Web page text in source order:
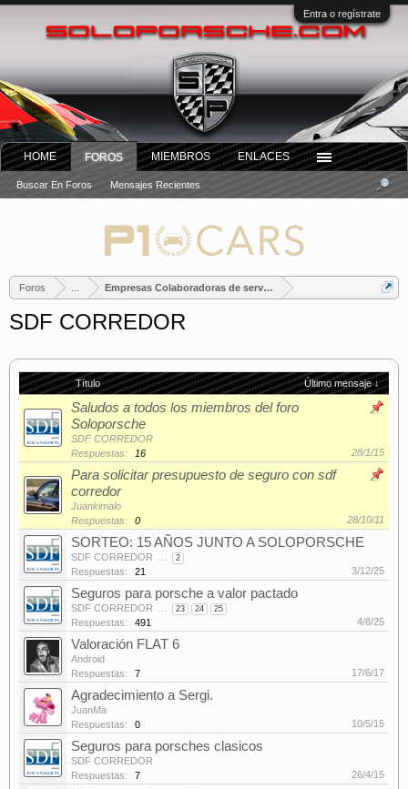
Entra o regístrate
Foros Empresas Colaboradoras de servicios en general
SDF CORREDOR
Título Último mensaje ↓
Saludos a todos los miembros del foro
Soloporsche
SDF CORREDOR
Respuestas:
16 28/1/15
Para solicitar presupuesto de seguro con sdf
corredor
Juankimalo
Respuestas:
0 28/10/11
SORTEO: 15 AÑOS JUNTO A SOLOPORSCHE
SDF CORREDOR ... 2
Respuestas: 21 3/12/25
Seguros para porsche a valor pactado
SDF CORREDOR ... 23 24 25
Respuestas: 491 4/8/25
Valoración FLAT 6
Android
Respuestas:
7 17/6/17
Agradecimiento a Sergi.
JuanMa
Respuestas:
0 10/5/15
Seguros para porsches clasicos
SDF CORREDOR
Respuestas:
7 26/4/15
HOME FOROS
Buscar En Foros Mensajes Recientes
MIEMBROS ENLACES